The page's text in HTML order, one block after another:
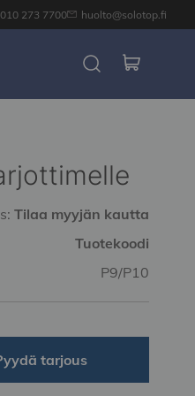
010 273 7700 huolto@solotop.fi
Tilaa myyjän kautta
Tuotekoodi
P9/P10
tarjous